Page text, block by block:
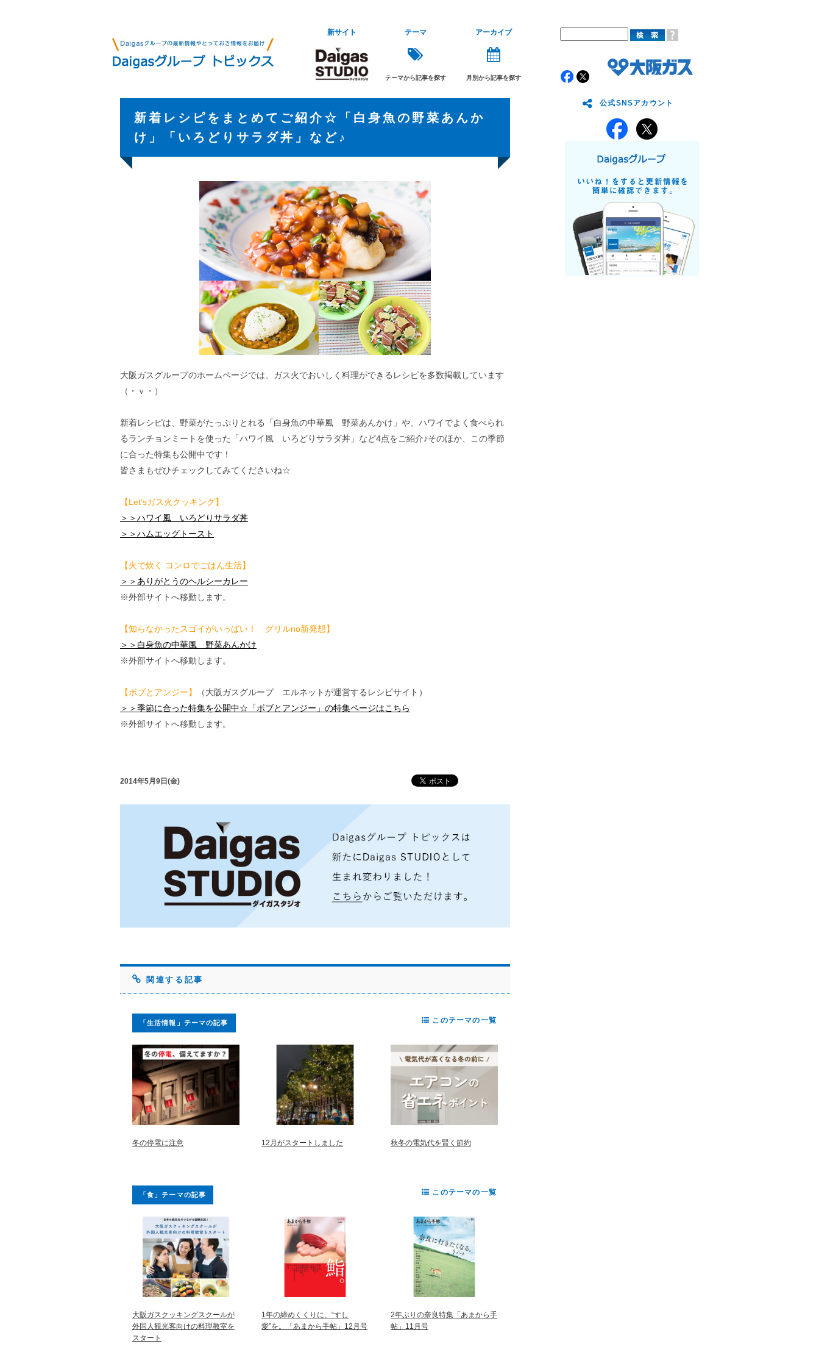
新サイト テーマ
テーマから記事を探す
アーカイブ
月別から記事を探す
新着レシピをまとめてご紹介☆「白身魚の野菜あんか
け」「いろどりサラダ丼」など♪
大阪ガスグループのホームページでは、ガス火でおいしく料理ができるレシピを多数掲載しています
（・ｖ・）
新着レシピは、野菜がたっぷりとれる「白身魚の中華風 野菜あんかけ」や、ハワイでよく食べられ
るランチョンミートを使った「ハワイ風 いろどりサラダ丼」など4点をご紹介♪そのほか、この季節
に合った特集も公開中です！
皆さまもぜひチェックしてみてくださいね☆
【Let’sガス火クッキング】
＞＞ハワイ風 いろどりサラダ丼
＞＞ハムエッグトースト
【火で炊く コンロでごはん生活】
＞＞ありがとうのヘルシーカレー
※外部サイトへ移動します。
【知らなかったスゴイがいっぱい！ グリルno新発想】
＞＞白身魚の中華風 野菜あんかけ
※外部サイトへ移動します。
【ボブとアンジー】
（大阪ガスグループ エルネットが運営するレシピサイト）
＞＞季節に合った特集を公開中☆「ボブとアンジー」の特集ページはこちら
※外部サイトへ移動します。
2014年5月9日(金)
関連する記事
「生活情報」テーマの記事
冬の停電に注意 12月がスタートしました 秋冬の電気代を賢く節約
このテーマの一覧
「食」テーマの記事
大阪ガスクッキングスクールが
外国人観光客向けの料理教室を
スタート
1年の締めくくりに、“すし
愛”を。「あまから手帖」12月号
2年ぶりの奈良特集「あまから手
帖」11月号
このテーマの一覧
公式SNSアカウント